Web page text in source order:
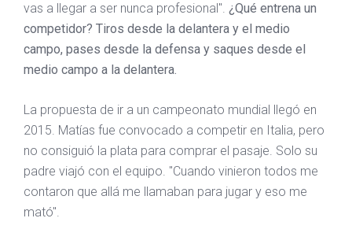
vas a llegar a ser nunca profesional". ¿Qué entrena un
competidor? Tiros desde la delantera y el medio
campo, pases desde la defensa y saques desde el
medio campo a la delantera.
La propuesta de ir a un campeonato mundial llegó en
2015. Matías fue convocado a competir en Italia, pero
no consiguió la plata para comprar el pasaje. Solo su
padre viajó con el equipo. "Cuando vinieron todos me
contaron que allá me llamaban para jugar y eso me
mató".